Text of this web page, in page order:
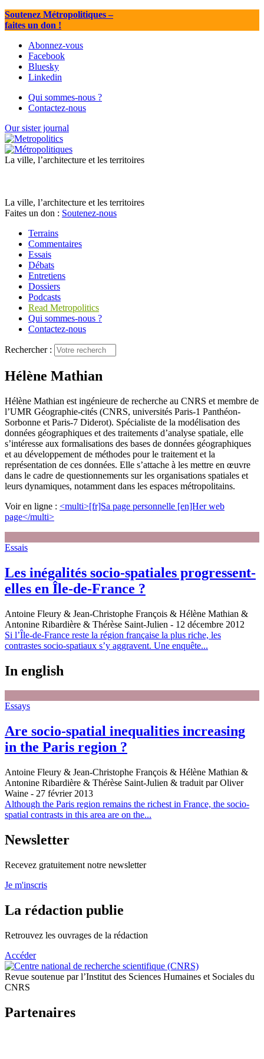
Soutenez Métropolitiques–
faites un don !
Abonnez-vous
Facebook
Bluesky
Linkedin
Qui sommes-nous ?
Contactez-nous
Our sister journal
La ville, l’architecture et les territoires
La ville, l’architecture et les territoires
Faites un don : Soutenez-nous
Terrains
Commentaires
Essais
Débats
Entretiens
Dossiers
Podcasts
Read Metropolitics
Qui sommes-nous ?
Contactez-nous
Rechercher :
Hélène Mathian
Hélène Mathian est ingénieure de recherche au CNRS et membre de
l’UMR Géographie-cités (CNRS, universités Paris‑1 Panthéon-
Sorbonne et Paris‑7 Diderot). Spécialiste de la modélisation des
données géographiques et des traitements d’analyse spatiale, elle
s’intéresse aux formalisations des bases de données géographiques
et au développement de méthodes pour le traitement et la
représentation de ces données. Elle s’attache à les mettre en œuvre
dans le cadre de questionnements sur les organisations spatiales et
leurs dynamiques, notamment dans les espaces métropolitains.
Voir en ligne : <multi>[fr]Sa page personnelle [en]Her web
page</multi>
Essais
Les inégalités socio-spatiales progressent-
elles en Île-de-France ?
Antoine Fleury & Jean-Christophe François & Hélène Mathian &
Antonine Ribardière & Thérèse Saint-Julien - 12 décembre 2012
Si l’Île-de-France reste la région française la plus riche, les
contrastes socio-spatiaux s’y aggravent. Une enquête...
In english
Essays
Are socio-spatial inequalities increasing
in the Paris region ?
Antoine Fleury & Jean-Christophe François & Hélène Mathian &
Antonine Ribardière & Thérèse Saint-Julien & traduit par Oliver
Waine - 27 février 2013
Although the Paris region remains the richest in France, the socio-
spatial contrasts in this area are on the...
Newsletter
Recevez gratuitement notre newsletter
Je m'inscris
La rédaction publie
Retrouvez les ouvrages de la rédaction
Accéder
Revue soutenue par l’Institut des Sciences Humaines et Sociales du
CNRS
Partenaires